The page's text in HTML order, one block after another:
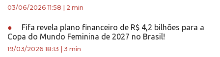
03/06/2026 11:58 2 min
●
Fifa revela plano financeiro de R$ 4,2 bilhões para a
Copa do Mundo Feminina de 2027 no Brasil!
19/03/2026 18:13 3 min